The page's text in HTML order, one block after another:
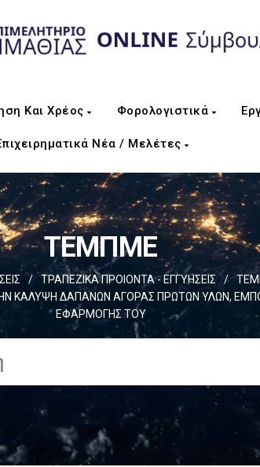
Και Χρέος Φορολογιστικά
Νέα / Μελέτες
ΤΕΜΠΜΕ
/ ΤΡΑΠΕΖΙΚΑ ΠΡΟΙΟΝΤΑ - ΕΓΓΥΗΣΕΙΣ /
ΚΑΛΥΨΗ ΔΑΠΑΝΩΝ ΑΓΟΡΑΣ ΠΡΩΤΩΝ ΥΛΩΝ,
ΕΦΑΡΜΟΓΗΣ ΤΟΥ